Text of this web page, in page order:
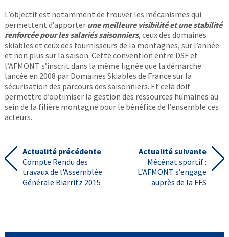
L’objectif est notamment de trouver les mécanismes qui
permettent d’apporter une meilleure visibilité et une stabilité
renforcée pour les salariés saisonniers, ceux des domaines
skiables et ceux des fournisseurs de la montagnes, sur l’année
et non plus sur la saison. Cette convention entre DSF et
l’AFMONT s’inscrit dans la même lignée que la démarche
lancée en 2008 par Domaines Skiables de France sur la
sécurisation des parcours des saisonniers. Et cela doit
permettre d’optimiser la gestion des ressources humaines au
sein de la filière montagne pour le bénéfice de l’ensemble ces
acteurs.
Actualité précédente
Compte Rendu des
travaux de l'Assemblée
Générale Biarritz 2015
Actualité suivante
Mécénat sportif :
L’AFMONT s’engage
auprès de la FFS